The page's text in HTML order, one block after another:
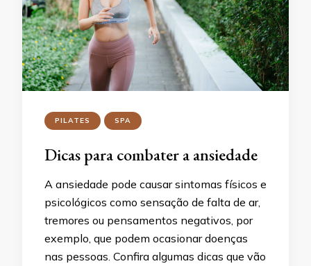
PILATES SPA
Dicas para combater a ansiedade
A ansiedade pode causar sintomas físicos e
psicológicos como sensação de falta de ar,
tremores ou pensamentos negativos, por
exemplo, que podem ocasionar doenças
nas pessoas. Confira algumas dicas que vão